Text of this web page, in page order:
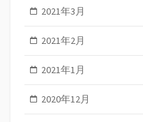
2021年3月
2021年2月
2021年1月
2020年12月